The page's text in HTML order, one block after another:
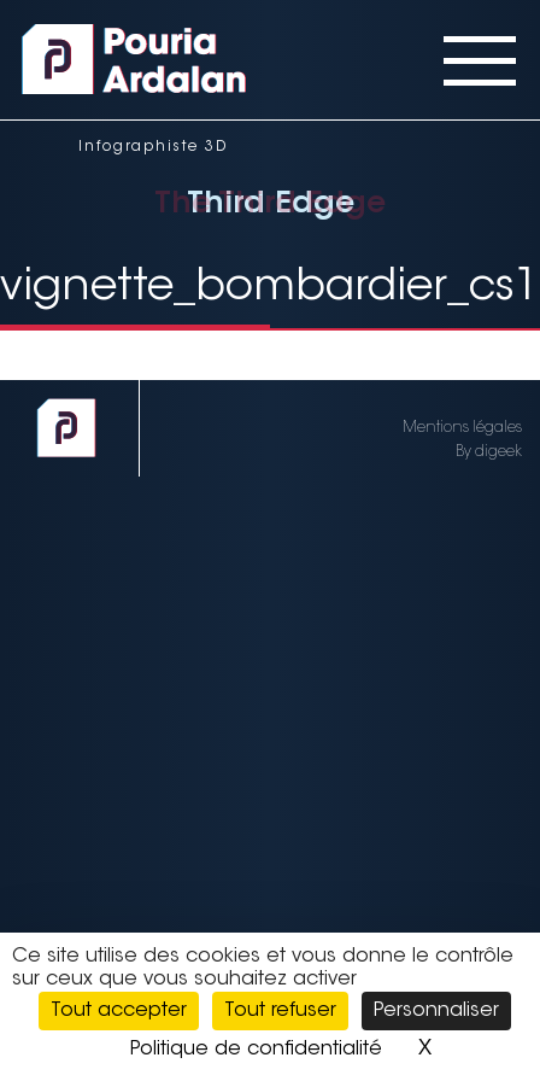
Ce site utilise des cookies et vous donne le contrôle
sur ceux que vous souhaitez activer
Tout accepter
Tout refuser
Personnaliser
Politique de confidentialité
XMasquer
Infographiste 3D
Third Edge
Third Edge
The Third Edge
Mentions légales
By digeek